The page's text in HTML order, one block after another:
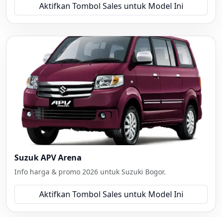
Aktifkan Tombol Sales untuk Model Ini
Suzuk APV Arena
Info harga & promo 2026 untuk Suzuki Bogor.
Aktifkan Tombol Sales untuk Model Ini